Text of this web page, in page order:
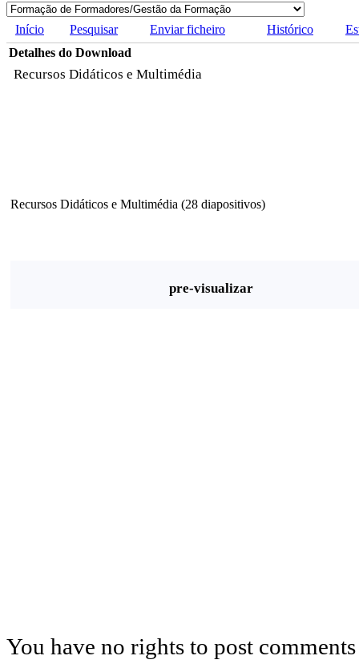
Início Pesquisar Enviar ficheiro Histórico
Detalhes do Download
Recursos Didáticos e Multimédia
Recursos Didáticos e Multimédia (28 diapositivos)
pre-visualizar
You have no rights to post comments